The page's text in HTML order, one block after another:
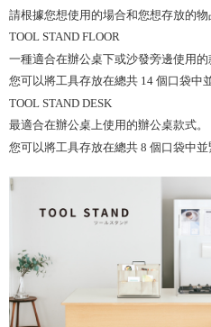
請根據您想使用的場合和您想存放的物
TOOL STAND FLOOR
一種適合在辦公桌下或沙發旁邊使用的
您可以將工具存放在總共 14 個口袋中
TOOL STAND DESK
最適合在辦公桌上使用的辦公桌款式。
您可以將工具存放在總共 8 個口袋中並